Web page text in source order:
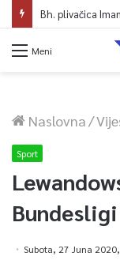
Meni
Naslovna/
Sport
Bundesligi
Subota, 27 Juna